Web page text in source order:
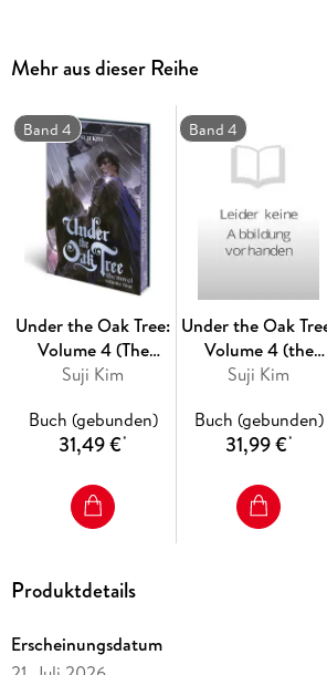
prospect of noble guests arriving come
prove her arcane skill to herself-and to
Knights-in order to prepare for the new
This volume collects episodes 46-64 of
the #1 webcomic on MANTA
Mehr aus dieser Reihe
Band 4
Under the Oak Tree:
Volume 4 (The
Novel)
Suji Kim
Buch (gebunden)
31,49 €*
Band 4
Under the Oak
Volume 4 (the
Comic)
Suji Kim
Buch (gebunden)
31,99 €*
Produktdetails
Erscheinungsdatum